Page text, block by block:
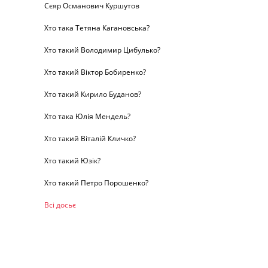
Сєяр Османович Куршутов
Хто така Тетяна Кагановська?
Хто такий Володимир Цибулько?
Хто такий Віктор Бобиренко?
Хто такий Кирило Буданов?
Хто така Юлія Мендель?
Хто такий Віталій Кличко?
Хто такий Юзік?
Хто такий Петро Порошенко?
Всі досьє